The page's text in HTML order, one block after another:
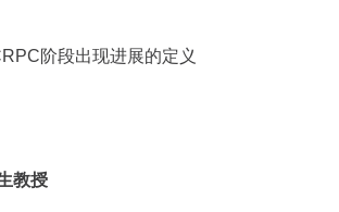
阶段出现进展的定义
教授